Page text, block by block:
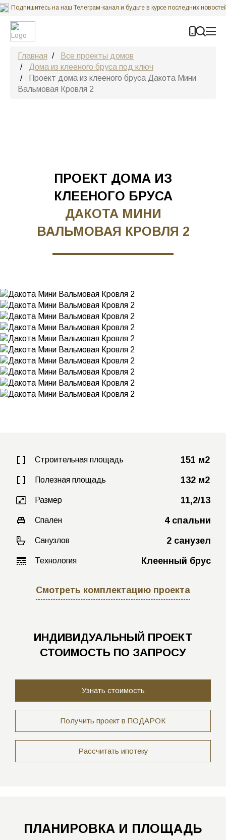
Подпишитесь на наш Телеграм-канал и будьте в курсе последних
Главная
Все проекты домов
Дома из клееного бруса под ключ
Проект дома из клееного бруса Дакота Мини
Вальмовая Кровля 2
ПРОЕКТ ДОМА ИЗ
КЛЕЕНОГО БРУСА
ДАКОТА МИНИ
ВАЛЬМОВАЯ КРОВЛЯ 2
Строительная площадь 151 м2
Полезная площадь 132 м2
Размер 11,2/13
Спален 4 спальни
Санузлов 2 санузел
Технология Клеенный брус
Смотреть комплектацию проекта
ИНДИВИДУАЛЬНЫЙ ПРОЕКТ
СТОИМОСТЬ ПО ЗАПРОСУ
Узнать стоимость
Получить проект в ПОДАРОК
Рассчитать ипотеку
ПЛАНИРОВКА И ПЛОЩАДЬ